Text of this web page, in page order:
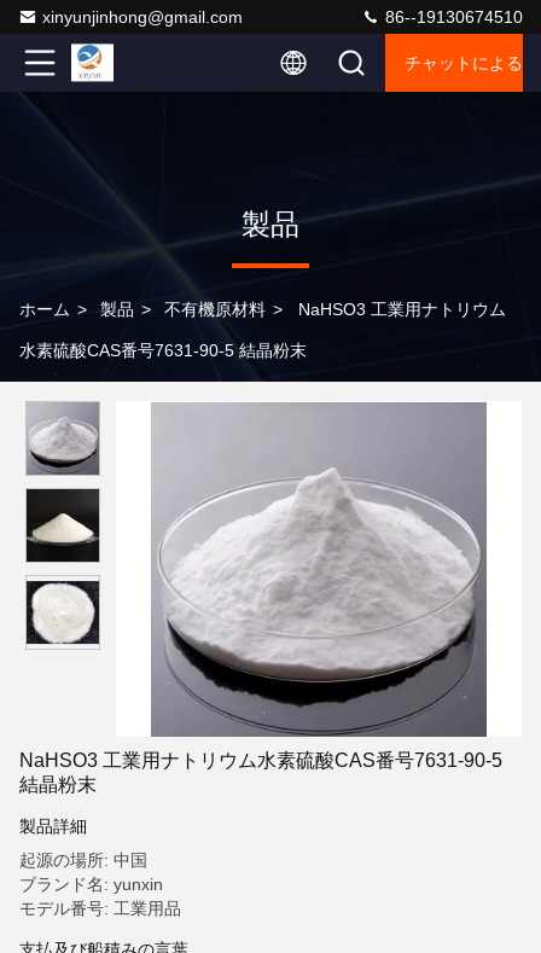
xinyunjinhong@gmail.com 86--19130674510
チャットによる
製品
ホーム > 製品 > 不有機原材料 > NaHSO3 工業用ナトリウム
水素硫酸CAS番号7631-90-5 結晶粉末
NaHSO3 工業用ナトリウム水素硫酸CAS番号7631-90-5
結晶粉末
製品詳細
起源の場所: 中国
ブランド名: yunxin
モデル番号: 工業用品